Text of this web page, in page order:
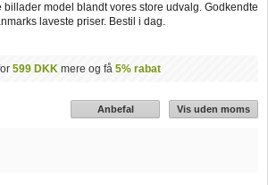
model blandt vores store udvalg. Godkendte
laveste priser. Bestil i dag.
599 DKKmere og få 5% rabat
Anbefal Vis uden moms